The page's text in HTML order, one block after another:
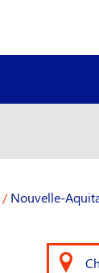
/ Nouvelle-